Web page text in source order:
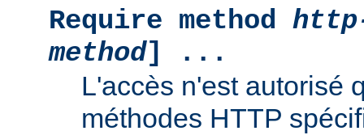
Require method
method] ...
L'accès n'est autorisé
méthodes HTTP